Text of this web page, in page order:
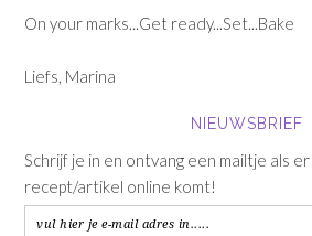
On your marks...Get ready...Set...Bake
Liefs, Marina
NIEUWSBRIEF
Schrijf je in en ontvang een mailtje als
recept/artikel online komt!
vul